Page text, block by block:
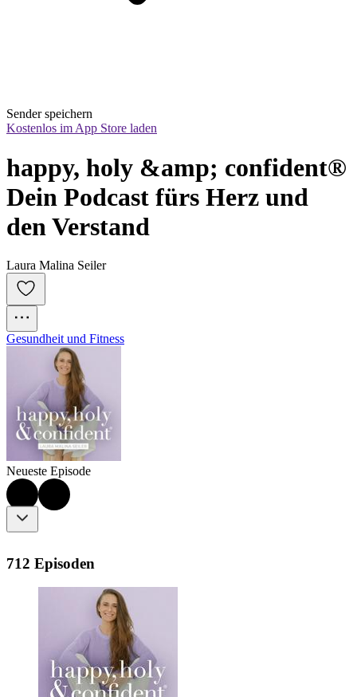
Sender speichern
Kostenlos im App Store laden
happy, holy &amp; confident®
Dein Podcast fürs Herz und
den Verstand
Laura Malina Seiler
Gesundheit und Fitness
Neueste Episode
712 Episoden